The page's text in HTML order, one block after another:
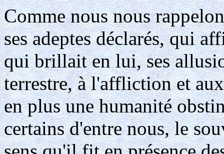
Comme nous nous
ses adeptes déclarés, qui
qui brillait en lui, ses
terrestre, à l'affliction et
en plus une humanité
certains d'entre nous, le